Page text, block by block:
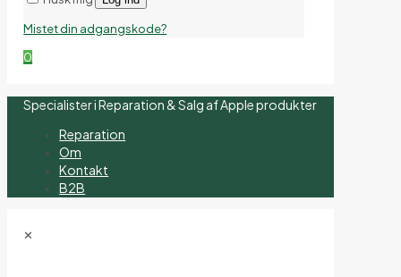
Mistet din adgangskode?
0
Specialister i Reparation & Salg af Apple produkter
Reparation
Om
Kontakt
B2B
✕